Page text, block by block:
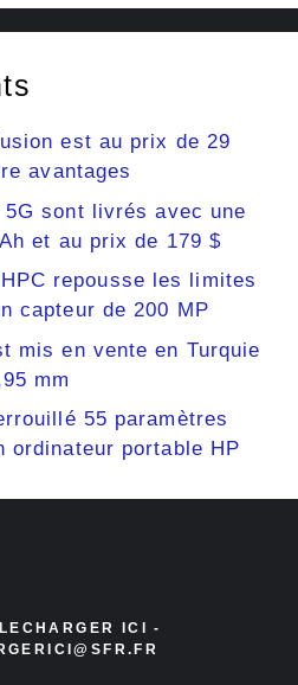
est au prix de 29
avantages
sont livrés avec une
et au prix de 179 $
repousse les limites
capteur de 200 MP
mis en vente en Turquie
mm
55 paramètres
ordinateur portable HP
ICI -